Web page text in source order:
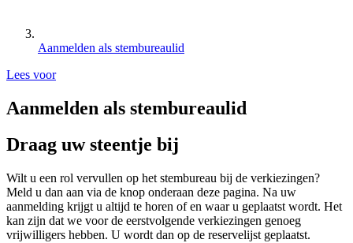
Aanmelden als stembureaulid
Lees voor
Aanmelden als stembureaulid
Draag uw steentje bij
Wilt u een rol vervullen op het stembureau bij de verkiezingen?
Meld u dan aan via de knop onderaan deze pagina. Na uw
aanmelding krijgt u altijd te horen of en waar u geplaatst wordt. Het
kan zijn dat we voor de eerstvolgende verkiezingen genoeg
vrijwilligers hebben. U wordt dan op de reservelijst geplaatst.